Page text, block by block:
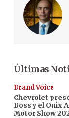
Últimas
Brand Voice
Chevrolet
Boss y el Onix
Motor Show